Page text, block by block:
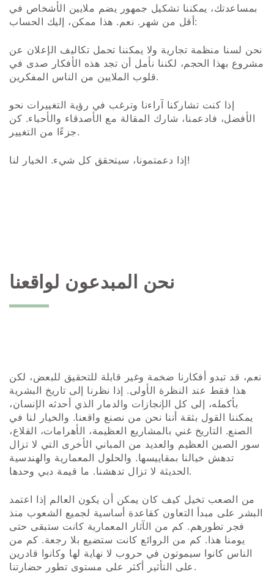
بمساعدتك، يمكننا تشكيل جمهور يضم ملايين الأشخاص في
أقل من شهر. نعم. هذا ممكن، إليك الحساب:
نحن لسنا منظمة تجارية ولا يمكننا تحمل تكاليف الإعلان عن
مشروع بهذا الحجم، لكننا نأمل أن تجد هذه الأفكار صدى في
قلوب الملايين من الناس المفكرين.
إذا كنت تشاركنا آراءنا وترغب في رؤية التغييرات نحو
الأفضل، فادعمنا، شارك المقالة مع الأصدقاء والأحباء. كن
جزءًا من التغيير.
إذا دعمتمونا، سيتحقق كل شيء. الخيار لنا!
نحن المبدعون لواقعنا
نعم، قد تبدو أفكارنا ضخمة وغير قابلة للتحقيق للبعض، لكن
هذا فقط عند النظرة الأولى. إذا نظرنا إلى تاريخ البشرية
بأكمله، إلى كل الإنجازات والدمار الذي أحدثه الإنسان،
يمكننا القول بثقة أننا نحن من نصنع واقعنا. والخيار لنا في
الصنع. التاريخ غني بالمشاريع العظيمة، الأهرامات، القلاع،
سور الصين العظيم والعديد من المباني الأخرى التي لا تزال
تدهش خيالنا بمقاييسها. والحلول المعمارية والهندسية
الحديثة لا تزال تدهشنا. ما قيمة دبي وحدها.
من الصعب تخيل كيف كان يمكن أن يكون العالم إذا اعتمد
البشر على مبدأ التعاون كقاعدة أساسية لجميع الشعوب منذ
فجر تطورهم. كم من الآثار المعمارية كانت ستبقى حتى
يومنا هذا. كم من الروائع كانت ستضيع بلا رجعة. كم من
الناس كانوا سيموتون في حروب لا نهاية لها وكانوا قادرين
على التأثير أكثر على مستوى تطور حضارتنا.